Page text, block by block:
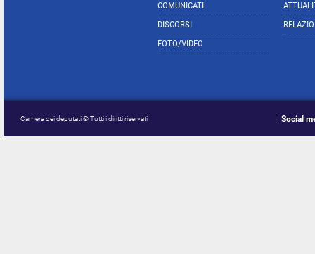
COMUNICATI
DISCORSI
FOTO/VIDEO
Camera dei deputati © Tutti i diritti riservati Social